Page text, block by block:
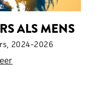
ALS MENS
2024-2026